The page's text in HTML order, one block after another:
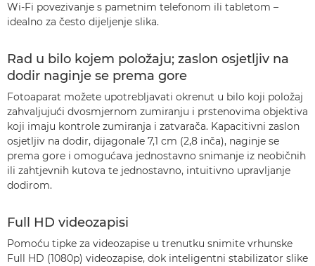
Wi-Fi povezivanje s pametnim telefonom ili tabletom –
idealno za često dijeljenje slika.
Rad u bilo kojem položaju; zaslon osjetljiv na
dodir naginje se prema gore
Fotoaparat možete upotrebljavati okrenut u bilo koji položaj
zahvaljujući dvosmjernom zumiranju i prstenovima objektiva
koji imaju kontrole zumiranja i zatvarača. Kapacitivni zaslon
osjetljiv na dodir, dijagonale 7,1 cm (2,8 inča), naginje se
prema gore i omogućava jednostavno snimanje iz neobičnih
ili zahtjevnih kutova te jednostavno, intuitivno upravljanje
dodirom.
Full HD videozapisi
Pomoću tipke za videozapise u trenutku snimite vrhunske
Full HD (1080p) videozapise, dok inteligentni stabilizator slike